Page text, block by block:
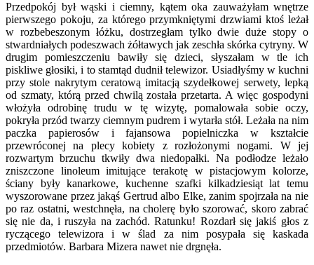
Przedpokój był wąski i ciemny, kątem oka zauważyłam wnętrze
pierwszego pokoju, za którego przymkniętymi drzwiami ktoś leżał
w rozbebeszonym łóżku, dostrzegłam tylko dwie duże stopy o
stwardniałych podeszwach żółtawych jak zeschła skórka cytryny. W
drugim pomieszczeniu bawiły się dzieci, słyszałam w tle ich
piskliwe głosiki, i to stamtąd dudnił telewizor. Usiadłyśmy w kuchni
przy stole nakrytym ceratową imitacją szydełkowej serwety, lepką
od szmaty, którą przed chwilą została przetarta. A więc gospodyni
włożyła odrobinę trudu w tę wizytę, pomalowała sobie oczy,
pokryła przód twarzy ciemnym pudrem i wytarła stół. Leżała na nim
paczka papierosów i fajansowa popielniczka w kształcie
przewróconej na plecy kobiety z rozłożonymi nogami. W jej
rozwartym brzuchu tkwiły dwa niedopałki. Na podłodze leżało
zniszczone linoleum imitujące terakotę w pistacjowym kolorze,
ściany były kanarkowe, kuchenne szafki kilkadziesiąt lat temu
wyszorowane przez jakąś Gertrud albo Elke, zanim spojrzała na nie
po raz ostatni, westchnęła, na cholerę było szorować, skoro zabrać
się nie da, i ruszyła na zachód. Ratunku! Rozdarł się jakiś głos z
ryczącego telewizora i w ślad za nim posypała się kaskada
przedmiotów. Barbara Mizera nawet nie drgnęła.